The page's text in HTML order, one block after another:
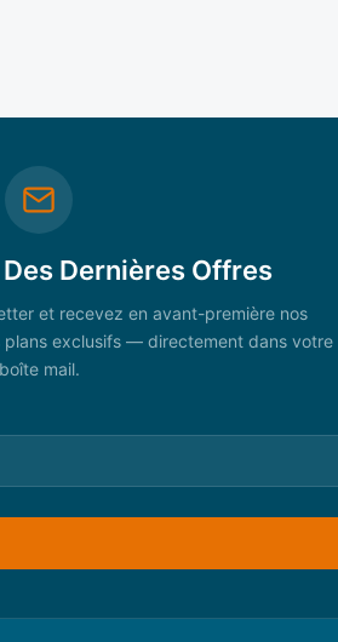
Dernières Offres
et recevez en avant-première nos
plans exclusifs — directement dans votre
boîte mail.